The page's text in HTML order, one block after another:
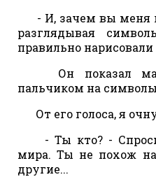
- И, зачем вы меня
разглядывая
правильно
Он показал
пальчиком на
От его голоса, я
- Ты кто? -
мира. Ты не похож
другие...